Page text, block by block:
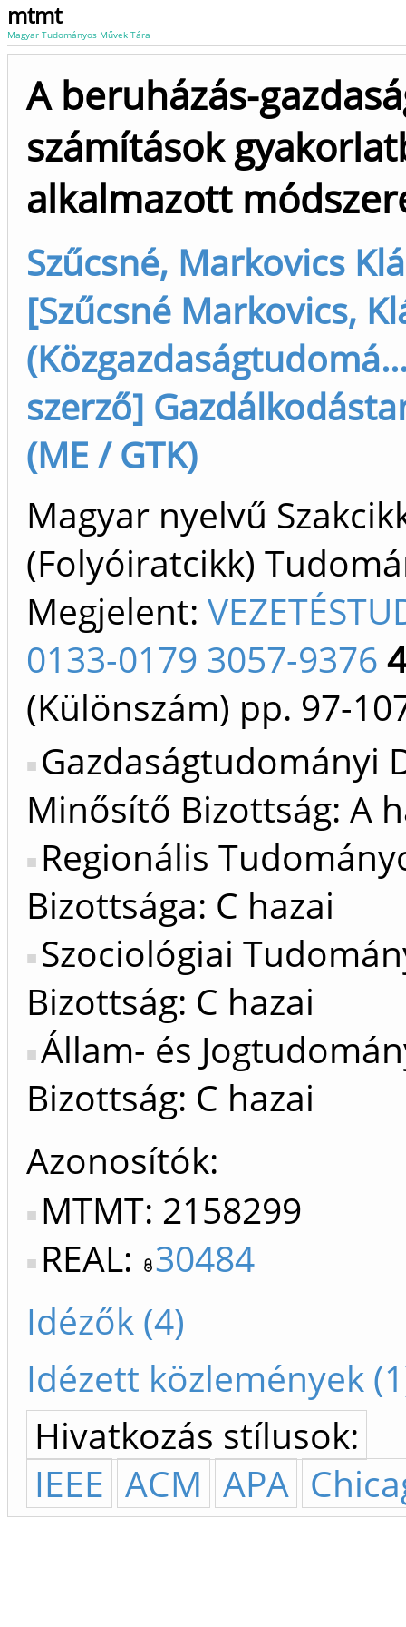
mtmt
Magyar Tudományos Művek Tára
A beruházás-
számítások
alkalmazott
Szűcsné, Markovics
[Szűcsné Markovics,
szerző]
(ME / GTK)
Magyar nyelvű
(Folyóiratcikk)
Megjelent:
0133-0179 3057-9376
(Különszám) pp. 97-
Gazdaságtudományi
Minősítő Bizottság: A
Regionális
Bizottsága: C hazai
Szociológiai
Bizottság: C hazai
Állam- és
Bizottság: C hazai
Azonosítók
MTMT: 2158299
REAL: 30484
Idézők (4)
Idézett közlemények
Hivatkozás stílusok:
IEEE ACM APA